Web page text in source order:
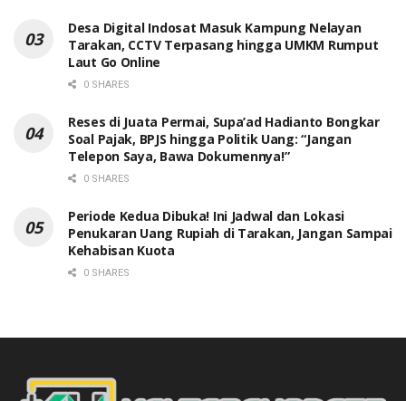
Desa Digital Indosat Masuk Kampung Nelayan
Tarakan, CCTV Terpasang hingga UMKM Rumput
Laut Go Online
0 SHARES
Reses di Juata Permai, Supa’ad Hadianto Bongkar
Soal Pajak, BPJS hingga Politik Uang: “Jangan
Telepon Saya, Bawa Dokumennya!”
0 SHARES
Periode Kedua Dibuka! Ini Jadwal dan Lokasi
Penukaran Uang Rupiah di Tarakan, Jangan Sampai
Kehabisan Kuota
0 SHARES